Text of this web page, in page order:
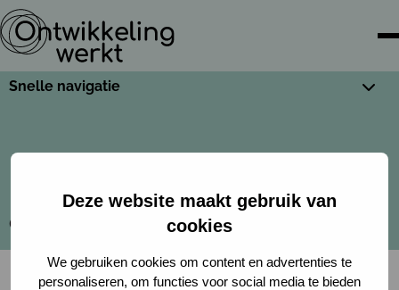
Deze website maakt gebruik van
cookies
We gebruiken cookies om content en advertenties te
personaliseren, om functies voor social media te bieden
Snelle navigatie
Cookies Privacy policy